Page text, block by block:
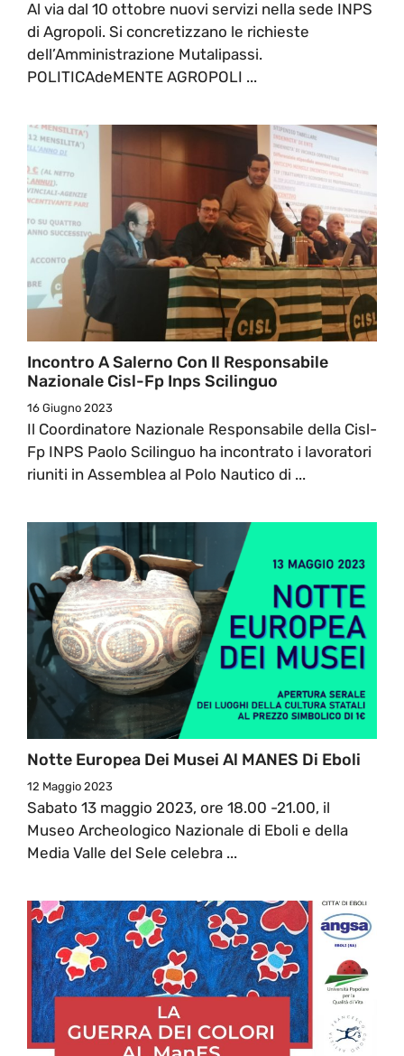
Al via dal 10 ottobre nuovi servizi nella sede INPS
di Agropoli. Si concretizzano le richieste
dell’Amministrazione Mutalipassi.
POLITICAdeMENTE AGROPOLI ...
Incontro A Salerno Con Il Responsabile
Nazionale Cisl-Fp Inps Scilinguo
16 Giugno 2023
Il Coordinatore Nazionale Responsabile della Cisl-
Fp INPS Paolo Scilinguo ha incontrato i lavoratori
riuniti in Assemblea al Polo Nautico di ...
Notte Europea Dei Musei Al MANES Di Eboli
12 Maggio 2023
Sabato 13 maggio 2023, ore 18.00 -21.00, il
Museo Archeologico Nazionale di Eboli e della
Media Valle del Sele celebra ...